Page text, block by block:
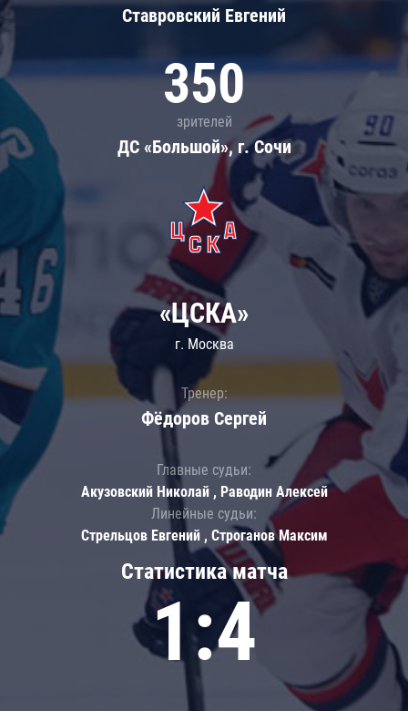
Ставровский Евгений
350
зрителей
ДС «Большой», г. Сочи
Статистика матча
1:4
«ЦСКА»
г. Москва
Тренер:
Фёдоров Сергей
Главные судьи:
Акузовский Николай , Раводин Алексей
Линейные судьи:
Стрельцов Евгений , Строганов Максим